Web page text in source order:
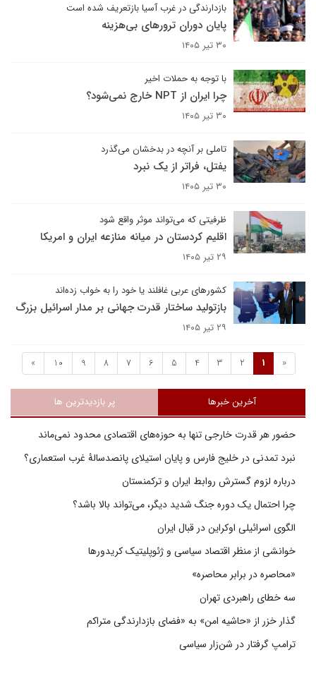
بازدارندگی در غرب آسیا بازتعریف شده است
پایان دوران ترورهای بی‌هزینه
۳۰ تیر ۱۴۰۵
با توجه به حملات اخیر
چرا ایران از NPT خارج نمی‌شود؟
۳۰ تیر ۱۴۰۵
تاملی بر آنچه در بدخشان می‌گذرد
یفتل، فراتر از یک نبرد
۳۰ تیر ۱۴۰۵
ظرفیتی که می‌تواند موثر واقع شود
اقلیم کردستان در میانه منازعه ایران و امریکا
۲۹ تیر ۱۴۰۵
کشورهای عربی غافلند یا خود را به خواب زده‌اند
بازتولید ساختار قدرت جهانی بر مدار اسرائیل بزرگ
۲۹ تیر ۱۴۰۵
«
1
2
3
4
5
6
7
8
9
10
»
آخرین خبرها پر بازدیدترین ها
حضور هر قدرت خارجی تنها به حوزه‌های اقتصادی محدود نمی‌ماند
نبرد تمدنی در خلیج فارس و پایان استیلای پانصدسالۀ غرب استعماری؟
درباره لزوم گسترش روابط ایران و ترکمنستان
چرا احتمال یک دوره جنگ شدید دیگر، می‌تواند بالا باشد؟
الگوی اسرائیلی اوکراین در قبال ایران
خوانشی از منظر اقتصاد سیاسی و ژئوپلیتیک کریدورها
«محاصره در برابر محاصره»
سه خطای راهبردی تهران
گذار خزر از «حاشیه امن» به «فضای بازدارندگی متراکم
ترامپ گرفتار در شن‌زار سیاسی